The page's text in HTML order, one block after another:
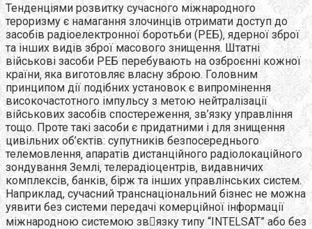
Тенденціями розвитку сучасного міжнародного
тероризму є намагання злочинців отримати доступ до
засобів радіоелектронної боротьби (РЕБ)‚ ядерної зброї
та інших видів зброї масового знищення. Штатні
військові засоби РЕБ перебувають на озброєнні кожної
країни‚ яка виготовляє власну зброю. Головним
принципом дії подібних установок є випромінення
високочастотного імпульсу з метою нейтралізації
військових засобів спостереження‚ зв’язку управління
тощо. Проте такі засоби є придатними і для знищення
цивільних об’єктів: супутників безпосереднього
телемовлення‚ апаратів дистанційного радіолокаційного
зондування Землі‚ телерадіоцентрів‚ видавничих
комплексів‚ банків‚ бірж та інших управлінських систем.
Наприклад, сучасний транснаціональний бізнес не можна
уявити без системи передачі комерційної інформації
міжнародною системою звязку типу “INTELSAT” або без